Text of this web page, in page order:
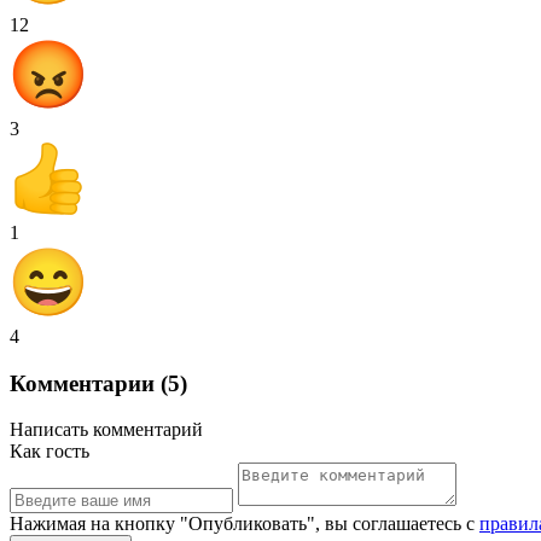
12
3
1
4
Комментарии (5)
Написать комментарий
Как гость
Нажимая на кнопку "Опубликовать", вы соглашаетесь с